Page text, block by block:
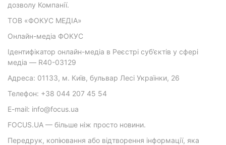
дозволу Компанії.
ТОВ «ФОКУС МЕДІА»
Онлайн-медіа ФОКУС
Ідентифікатор онлайн-медіа в Реєстрі суб’єктів у сфері
медіа — R40-03129
Адреса: 01133, м. Київ, бульвар Лесі Українки, 26
Телефон: +38 044 207 45 54
E-mail: info@focus.ua
FOCUS.UA — більше ніж просто новини.
Передрук, копіювання або відтворення інформації, яка